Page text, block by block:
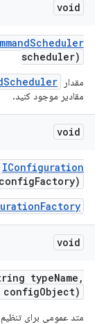
void
Scheduler
scheduler)
مقدار
مقادیر موجود کنید.
void
IConfiguration
configFactory)
void
typeName ,
configObject)
متد عمومی برای